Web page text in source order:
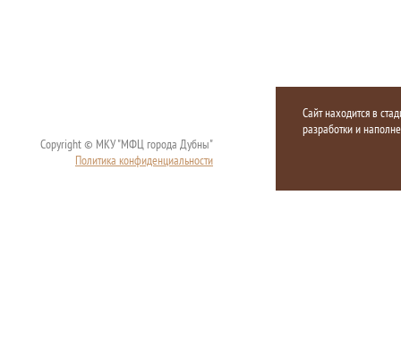
Copyright © МКУ "МФЦ города Дубны"
Политика конфиденциальности
Сайт находится в
разработки и